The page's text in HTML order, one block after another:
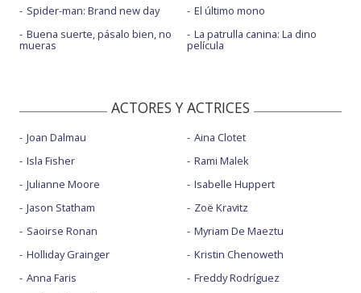
Spider-man: Brand new day
Buena suerte, pásalo bien, no
mueras
El último mono
La patrulla canina: La dino
película
ACTORES Y ACTRICES
Joan Dalmau
Isla Fisher
Julianne Moore
Jason Statham
Saoirse Ronan
Holliday Grainger
Anna Faris
Aina Clotet
Rami Malek
Isabelle Huppert
Zoë Kravitz
Myriam De Maeztu
Kristin Chenoweth
Freddy Rodríguez